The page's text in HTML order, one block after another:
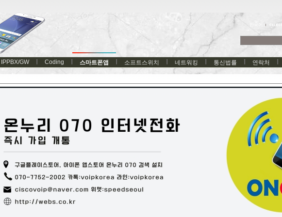
IPPBX/GW Coding 스마트폰앱 소프트스위치 네트워킹 통신법률 연락처